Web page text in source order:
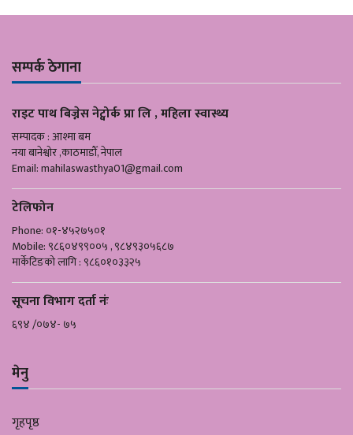
सम्पर्क ठेगाना
राइट पाथ बिज्नेस नेट्वोर्क प्रा लि , महिला स्वास्थ्य
सम्पादक : आश्मा बम
नया बानेश्वोर ,काठमाडौँ, नेपाल
Email:mahilaswasthya01@gmail.com
टेलिफोन
Phone: ०१-४५२७५०१
Mobile: ९८६०४९९००५ , ९८४९३०५६८७
मार्केटिङको लागि : ९८६०१०३३२५
सूचना विभाग दर्ता नंः
६९४ /०७४- ७५
मेनु
गृहपृष्ठ